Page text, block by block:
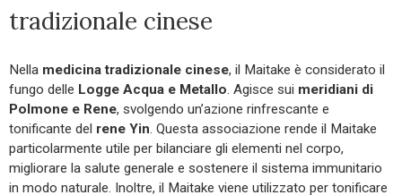
tradizionale cinese
Nella medicina tradizionale cinese, il Maitake è considerato il
fungo delle Logge Acqua e Metallo. Agisce sui meridiani di
Polmone e Rene, svolgendo un’azione rinfrescante e
tonificante del rene Yin. Questa associazione rende il Maitake
particolarmente utile per bilanciare gli elementi nel corpo,
migliorare la salute generale e sostenere il sistema immunitario
in modo naturale. Inoltre, il Maitake viene utilizzato per tonificare